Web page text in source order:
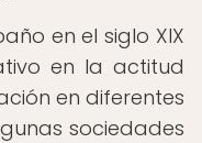
en el siglo XIX
en la actitud
en diferentes
sociedades